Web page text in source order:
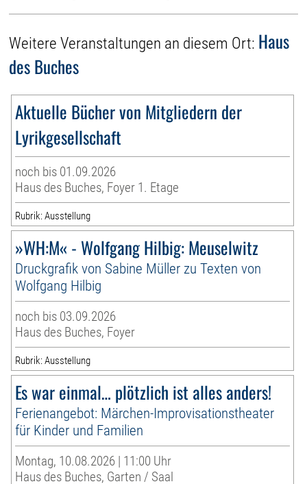
Weitere Veranstaltungen an diesem Ort: Haus
des Buches
Aktuelle Bücher von Mitgliedern der
Lyrikgesellschaft
noch bis 01.09.2026
Haus des Buches, Foyer 1. Etage
Rubrik: Ausstellung
»WH:M« - Wolfgang Hilbig: Meuselwitz
Druckgrafik von Sabine Müller zu Texten von
Wolfgang Hilbig
noch bis 03.09.2026
Haus des Buches, Foyer
Rubrik: Ausstellung
Es war einmal… plötzlich ist alles anders!
Ferienangebot: Märchen-Improvisationstheater
für Kinder und Familien
Montag, 10.08.2026 | 11:00 Uhr
Haus des Buches, Garten / Saal